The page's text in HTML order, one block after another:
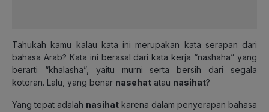
Tahukah kamu kalau kata ini merupakan kata serapan dari
bahasa Arab? Kata ini berasal dari kata kerja “nashaha” yang
berarti “khalasha”, yaitu murni serta bersih dari segala
kotoran. Lalu, yang benar nasehat atau nasihat?
Yang tepat adalah nasihat karena dalam penyerapan bahasa